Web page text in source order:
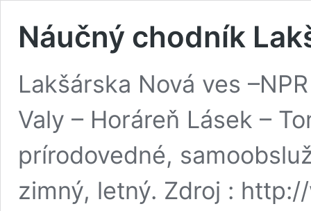
Náučný chodník
Lakšárska Nová ves
Valy – Horáreň Lásek –
prírodovedné,
zimný, letný. Zdroj :